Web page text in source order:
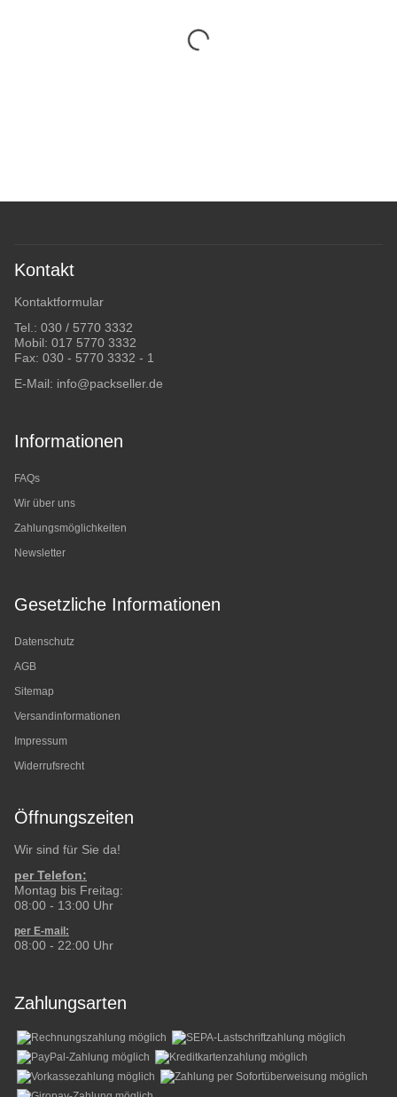
Kontakt
Kontaktformular
Tel.: 030 / 5770 3332
Mobil: 017 5770 3332
Fax: 030 - 5770 3332 - 1
E-Mail: info@packseller.de
Informationen
FAQs
Wir über uns
Zahlungsmöglichkeiten
Newsletter
Gesetzliche Informationen
Datenschutz
AGB
Sitemap
Versandinformationen
Impressum
Widerrufsrecht
Öffnungszeiten
Wir sind für Sie da!
per Telefon:
Montag bis Freitag:
08:00 - 13:00 Uhr
per E-mail:
08:00 - 22:00 Uhr
Zahlungsarten